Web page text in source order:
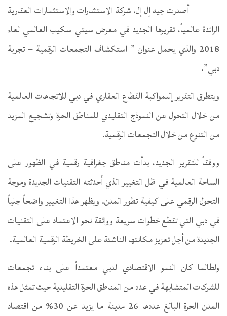
أصدرت جيه إل إل، شركة الاستشارات والاستثمارات العقارية
الرائدة عالمياً، تقريرها الجديد في معرض سيتي سكيب العالمي لعام
2018 والذي يحمل عنوان ” استكشاف التجمعات الرقمية – تجربة
دبي”.
ويتطرق التقرير إلىمواكبة القطاع العقاري في دبي للاتجاهات العالمية
من خلال التحول عن النموذج التقليدي للمناطق الحرة وتشجيع المزيد
من التنوع من خلال التجمعات الرقمية.
ووفقاً للتقرير الجديد، بدأت مناطق جغرافية رقمية في الظهور على
الساحة العالمية في ظل التغيير الذي أحدثته التقنيات الجديدة وموجة
التحول الرقمي على كيفية تطور المدن. ويظهر هذا التغيير واضحاً جلياً
في دبي التي تقطع خطوات سريعة وواثقة نحو الاعتماد على التقنيات
الجديدة من أجل تعزيز مكانتها الناشئة على الخريطة الرقمية العالمية.
ولطالما كان النمو الاقتصادي لدبي معتمداً على بناء تجمعات
للشركات المتشابهة في عدد من المناطق الحرة التقليدية حيث تمثل هذه
المدن الحرة البالغ عددها 26 مدينة ما يزيد عن 30% من اقتصاد